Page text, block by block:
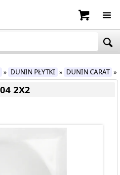
» DUNIN PŁYTKI » DUNIN CARAT »
2X2